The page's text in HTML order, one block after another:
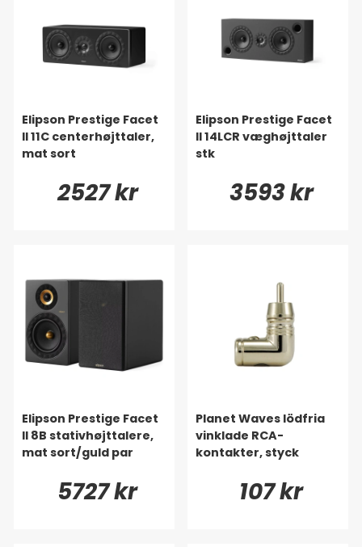
Elipson Prestige Facet
II 11C centerhøjttaler,
mat sort
2527 kr
Elipson Prestige Facet
II 14LCR væghøjttaler
stk
3593 kr
Elipson Prestige Facet
II 8B stativhøjttalere,
mat sort/guld par
5727 kr
Planet Waves lödfria
vinklade RCA-
kontakter, styck
107 kr